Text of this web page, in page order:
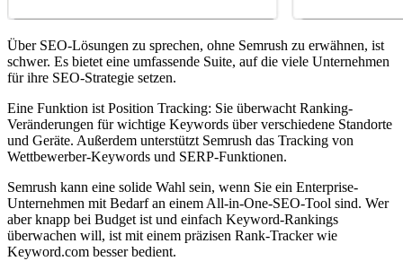
Über SEO-Lösungen zu sprechen, ohne Semrush zu erwähnen, ist
schwer. Es bietet eine umfassende Suite, auf die viele Unternehmen
für ihre SEO-Strategie setzen.
Eine Funktion ist Position Tracking: Sie überwacht Ranking-
Veränderungen für wichtige Keywords über verschiedene Standorte
und Geräte. Außerdem unterstützt Semrush das Tracking von
Wettbewerber-Keywords und SERP-Funktionen.
Semrush kann eine solide Wahl sein, wenn Sie ein Enterprise-
Unternehmen mit Bedarf an einem All-in-One-SEO-Tool sind. Wer
aber knapp bei Budget ist und einfach Keyword-Rankings
überwachen will, ist mit einem präzisen Rank-Tracker wie
Keyword.com besser bedient.